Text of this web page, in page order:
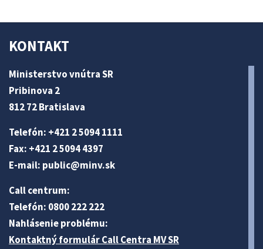
KONTAKT
Ministerstvo vnútra SR
Pribinova 2
812 72 Bratislava
Telefón: +421 2 5094 1111
Fax: +421 2 5094 4397
E-mail: public@minv.sk
Call centrum:
Telefón: 0800 222 222
Nahlásenie problému:
Kontaktný formulár Call Centra MV SR